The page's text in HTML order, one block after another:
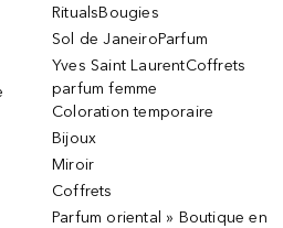
RitualsBougies
Sol de JaneiroParfum
Yves Saint LaurentCoffrets
parfum femme
Coloration temporaire
Bijoux
Miroir
Coffrets
Parfum oriental » Boutique en